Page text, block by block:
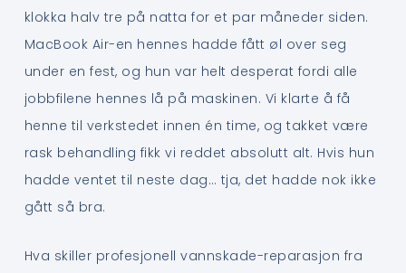
klokka halv tre på natta for et par måneder siden.
MacBook Air-en hennes hadde fått øl over seg
under en fest, og hun var helt desperat fordi alle
jobbfilene hennes lå på maskinen. Vi klarte å få
henne til verkstedet innen én time, og takket være
rask behandling fikk vi reddet absolutt alt. Hvis hun
hadde ventet til neste dag… tja, det hadde nok ikke
gått så bra.
Hva skiller profesjonell vannskade-reparasjon fra